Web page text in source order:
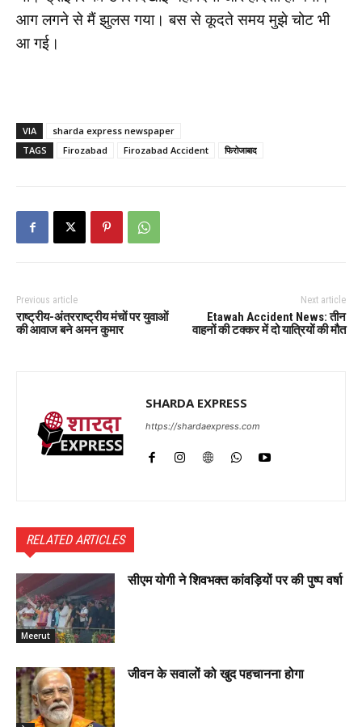
आग लगने से मैं झुलस गया। बस से कूदते समय मुझे चोट भी
आ गई।
VIA
sharda express newspaper
TAGS
Firozabad Firozabad Accident फिरोजाबाद
Previous article
राष्ट्रीय-अंतरराष्ट्रीय मंचों पर युवाओं
की आवाज बने अमन कुमार
Next article
Etawah Accident News: तीन
वाहनों की टक्कर में दो यात्रियों की मौत
SHARDA EXPRESS
https://shardaexpress.com
RELATED ARTICLES
Meerut
सीएम योगी ने शिवभक्त कांवड़ियों पर की पुष्प वर्षा
जीवन के सवालों को खुद पहचानना होगा